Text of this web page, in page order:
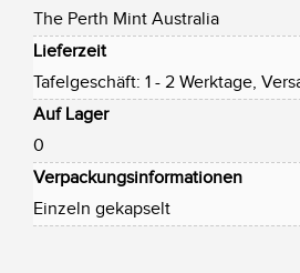
The Perth Mint Australia
Lieferzeit
Tafelgeschäft: 1 - 2 Werktage,
Auf Lager
0
Verpackungsinformationen
Einzeln gekapselt